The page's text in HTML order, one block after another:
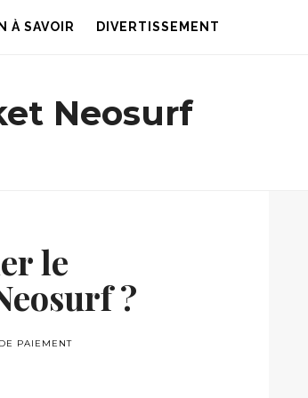
À SAVOIR DIVERTISSEMENT
Neosurf
le
?
PAIEMENT